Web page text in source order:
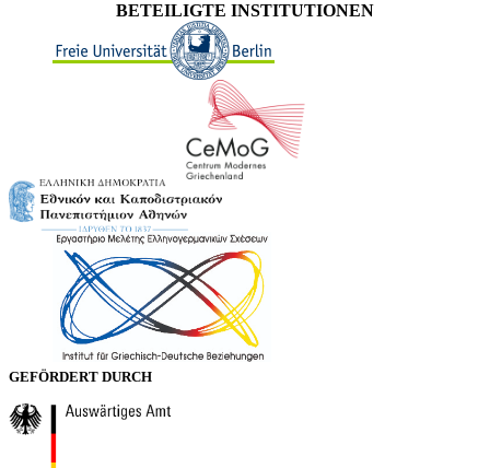
BETEILIGTE INSTITUTIONEN
GEFÖRDERT DURCH